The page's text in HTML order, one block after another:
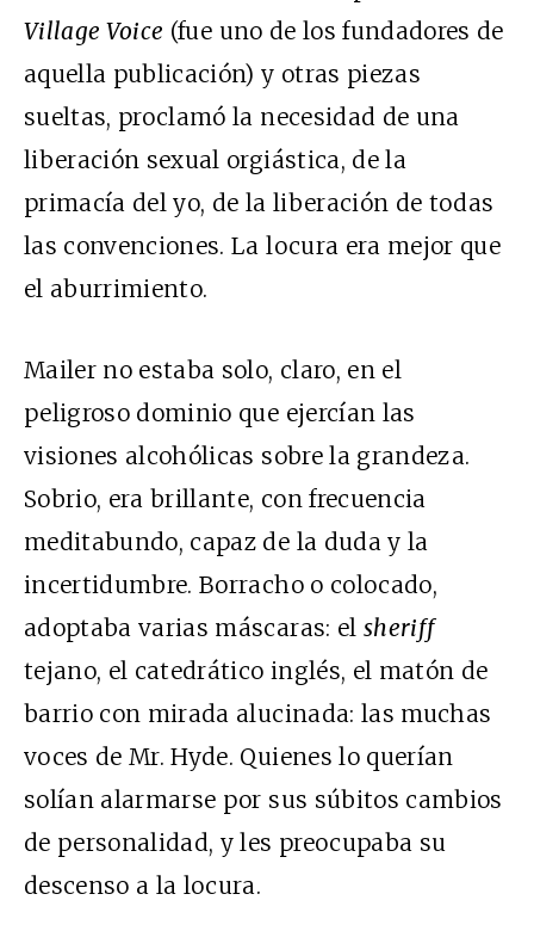
Village Voice (fue uno de los fundadores de
aquella publicación) y otras piezas
sueltas, proclamó la necesidad de una
liberación sexual orgiástica, de la
primacía del yo, de la liberación de todas
las convenciones. La locura era mejor que
el aburrimiento.
Mailer no estaba solo, claro, en el
peligroso dominio que ejercían las
visiones alcohólicas sobre la grandeza.
Sobrio, era brillante, con frecuencia
meditabundo, capaz de la duda y la
incertidumbre. Borracho o colocado,
adoptaba varias máscaras: el sheriff
tejano, el catedrático inglés, el matón de
barrio con mirada alucinada: las muchas
voces de Mr. Hyde. Quienes lo querían
solían alarmarse por sus súbitos cambios
de personalidad, y les preocupaba su
descenso a la locura.